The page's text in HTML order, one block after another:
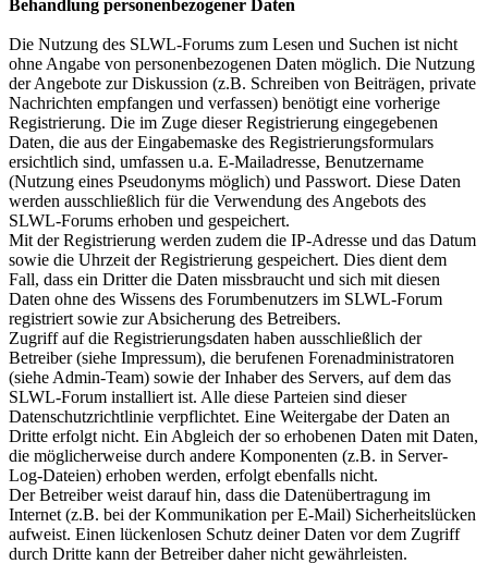
Behandlung personenbezogener Daten
Die Nutzung des SLWL-Forums zum Lesen und Suchen ist nicht
ohne Angabe von personenbezogenen Daten möglich. Die Nutzung
der Angebote zur Diskussion (z.B. Schreiben von Beiträgen, private
Nachrichten empfangen und verfassen) benötigt eine vorherige
Registrierung. Die im Zuge dieser Registrierung eingegebenen
Daten, die aus der Eingabemaske des Registrierungsformulars
ersichtlich sind, umfassen u.a. E-Mailadresse, Benutzername
(Nutzung eines Pseudonyms möglich) und Passwort. Diese Daten
werden ausschließlich für die Verwendung des Angebots des
SLWL-Forums erhoben und gespeichert.
Mit der Registrierung werden zudem die IP-Adresse und das Datum
sowie die Uhrzeit der Registrierung gespeichert. Dies dient dem
Fall, dass ein Dritter die Daten missbraucht und sich mit diesen
Daten ohne des Wissens des Forumbenutzers im SLWL-Forum
registriert sowie zur Absicherung des Betreibers.
Zugriff auf die Registrierungsdaten haben ausschließlich der
Betreiber (siehe Impressum), die berufenen Forenadministratoren
(siehe Admin-Team) sowie der Inhaber des Servers, auf dem das
SLWL-Forum installiert ist. Alle diese Parteien sind dieser
Datenschutzrichtlinie verpflichtet. Eine Weitergabe der Daten an
Dritte erfolgt nicht. Ein Abgleich der so erhobenen Daten mit Daten,
die möglicherweise durch andere Komponenten (z.B. in Server-
Log-Dateien) erhoben werden, erfolgt ebenfalls nicht.
Der Betreiber weist darauf hin, dass die Datenübertragung im
Internet (z.B. bei der Kommunikation per E-Mail) Sicherheitslücken
aufweist. Einen lückenlosen Schutz deiner Daten vor dem Zugriff
durch Dritte kann der Betreiber daher nicht gewährleisten.